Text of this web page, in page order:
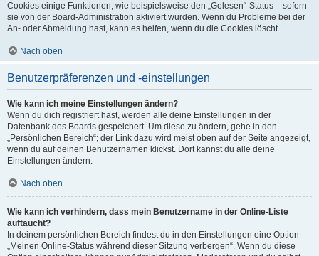
Cookies einige Funktionen, wie beispielsweise den „Gelesen“-Status – sofern
sie von der Board-Administration aktiviert wurden. Wenn du Probleme bei der
An- oder Abmeldung hast, kann es helfen, wenn du die Cookies löscht.
Nach oben
Benutzerpräferenzen und -einstellungen
Wie kann ich meine Einstellungen ändern?
Wenn du dich registriert hast, werden alle deine Einstellungen in der
Datenbank des Boards gespeichert. Um diese zu ändern, gehe in den
„Persönlichen Bereich“; der Link dazu wird meist oben auf der Seite angezeigt,
wenn du auf deinen Benutzernamen klickst. Dort kannst du alle deine
Einstellungen ändern.
Nach oben
Wie kann ich verhindern, dass mein Benutzername in der Online-Liste
auftaucht?
In deinem persönlichen Bereich findest du in den Einstellungen eine Option
„Meinen Online-Status während dieser Sitzung verbergen“. Wenn du diese